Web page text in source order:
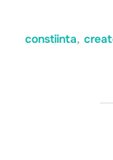
constiinta,